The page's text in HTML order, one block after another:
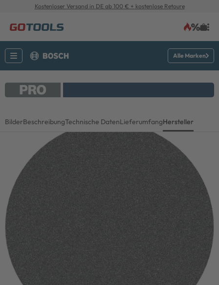
Kostenloser Versand in DE ab 100 € + kostenlose Retoure
Alle Marken
BilderBeschreibungTechnische DatenLieferumfangHersteller